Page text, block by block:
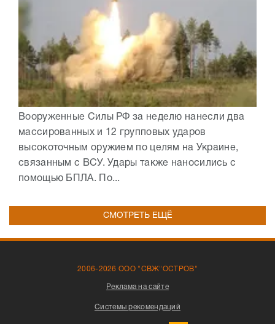
Вооруженные Силы РФ за неделю нанесли два
массированных и 12 групповых ударов
высокоточным оружием по целям на Украине,
связанным с ВСУ. Удары также наносились с
помощью БПЛА. По...
СМОТРЕТЬ ЕЩЁ
2006-2026 ООО "СВЖ"ОСТРОВ"
Реклама на сайте
Системы рекомендаций